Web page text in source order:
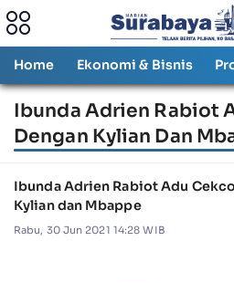
Home Ekonomi & Bisnis
Ibunda Adrien Rabiot
Dengan Kylian Dan
Ibunda Adrien Rabiot Adu
Kylian dan Mbappe
Rabu, 30 Jun 2021 14:28 WIB